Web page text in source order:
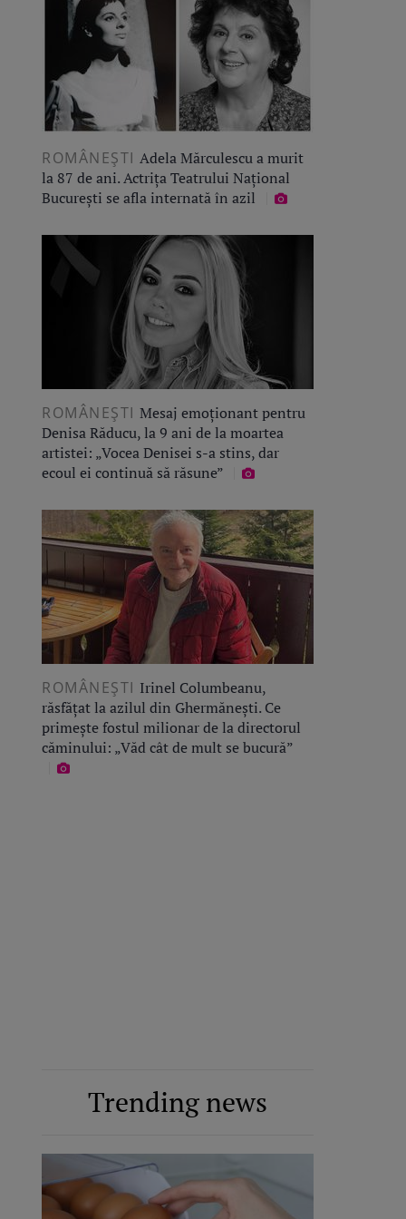
ROMÂNEŞTI Adela Mărculescu a murit
la 87 de ani. Actrița Teatrului Național
București se afla internată în azil
ROMÂNEŞTI Mesaj emoționant pentru
Denisa Răducu, la 9 ani de la moartea
artistei: „Vocea Denisei s-a stins, dar
ecoul ei continuă să răsune”
ROMÂNEŞTI Irinel Columbeanu,
răsfățat la azilul din Ghermănești. Ce
primește fostul milionar de la directorul
căminului: „Văd cât de mult se bucură”
Trending news